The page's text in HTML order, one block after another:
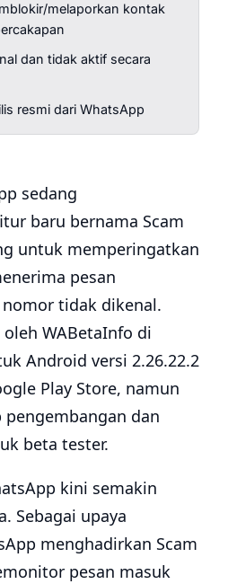
melaporkan kontak
dan tidak aktif secara
resmi dari WhatsApp
sedang
baru bernama Scam
untuk memperingatkan
pesan
tidak dikenal.
WABetaInfo di
Android versi 2.26.22.2
Play Store, namun
dan
beta tester.
kini semakin
Sebagai upaya
menghadirkan Scam
pesan masuk